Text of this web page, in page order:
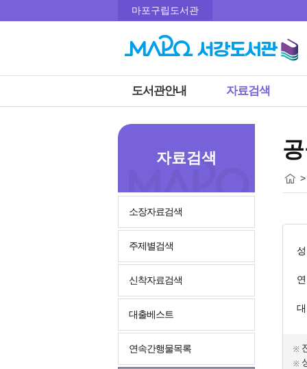
마포구립도서관
도서관안내 자료검색
자료검색
소장자료검색
주제별검색
신착자료검색
대출베스트
연속간행물목록